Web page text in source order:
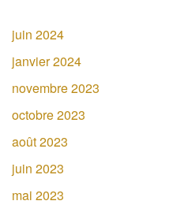
juin 2024
janvier 2024
novembre 2023
octobre 2023
août 2023
juin 2023
mai 2023